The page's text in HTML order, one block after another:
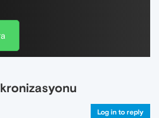
Log in to reply